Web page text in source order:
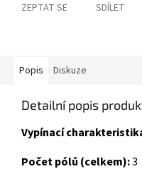
ZEPTAT SE SDÍLET
Popis Diskuze
Detailní popis
Vypínací
Počet pólů (celkem):3